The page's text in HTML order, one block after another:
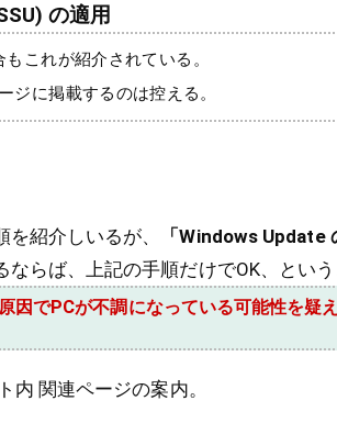
の適用
これが紹介されている。
ジに掲載するのは控える。
紹介しいるが、
「Windows Update
ならば、上記の手順だけでOK、とい
因でPCが不調になっている可能性を疑
内 関連ページの案内。